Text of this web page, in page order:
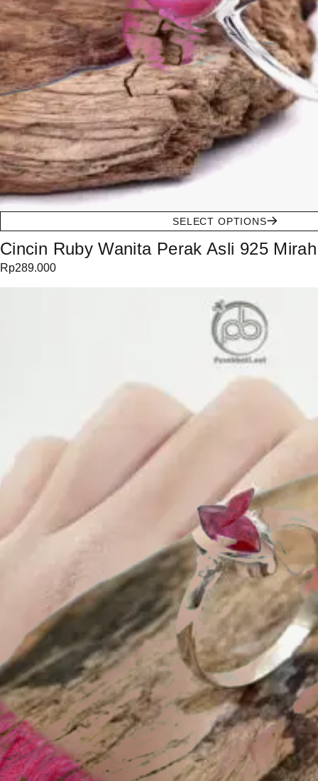
SELECT OPTIONS
Cincin Ruby Wanita Perak Asli 925
Rp289.000